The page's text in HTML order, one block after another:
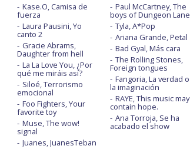
Kase.O, Camisa de
fuerza
Laura Pausini, Yo
canto 2
Gracie Abrams,
Daughter from hell
La La Love You, ¿Por
qué me miráis así?
Siloé, Terrorismo
emocional
Foo Fighters, Your
favorite toy
Muse, The wow!
signal
Juanes, JuanesTeban
Paul McCartney, The
boys of Dungeon Lane
Tyla, A*Pop
Ariana Grande, Petal
Bad Gyal, Más cara
The Rolling Stones,
Foreign tongues
Fangoria, La verdad o
la imaginación
RAYE, This music may
contain hope.
Ana Torroja, Se ha
acabado el show